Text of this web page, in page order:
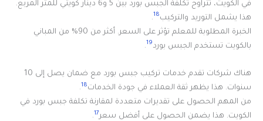
في الكويت، تتراوح تكلفة الجبس بورد بين 5 و6 دينار كويتي للمتر المربع.
هذا يشمل التوريد والتركيب18
.
الخبرة المطلوبة للمعلم تؤثر على السعر. أكثر من 90% من المباني
بالكويت تستخدم الجبس بورد19
.
هناك شركات تقدم خدمات تركيب جبس بورد مع ضمان يصل إلى 10
سنوات. هذا يظهر ثقة العملاء في جودة الخدمات18
.
من المهم الحصول على تقديرات متعددة لمقارنة تكلفة جبس بورد في
الكويت. هذا يضمن الحصول على أفضل سعر17
.